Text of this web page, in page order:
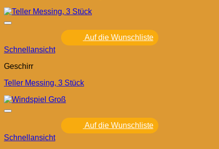
Auf die Wunschliste
Schnellansicht
Geschirr
Teller Messing, 3 Stück
Auf die Wunschliste
Schnellansicht